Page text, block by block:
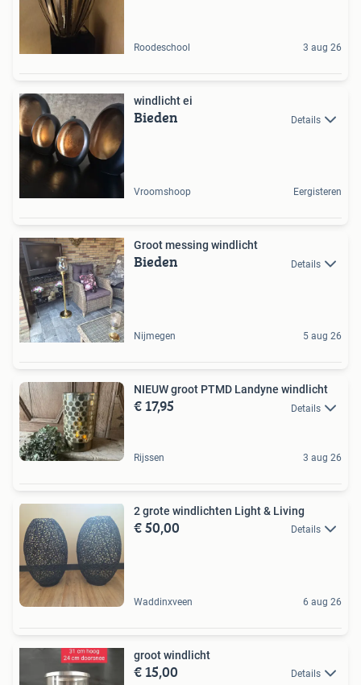
Roodeschool 3 aug 26
windlicht ei
Bieden Details
Vroomshoop Eergisteren
Groot messing windlicht
Bieden Details
Nijmegen 5 aug 26
NIEUW groot PTMD Landyne windlicht
€ 17,95 Details
Rijssen 3 aug 26
2 grote windlichten Light & Living
€ 50,00 Details
Waddinxveen 6 aug 26
groot windlicht
€ 15,00 Details